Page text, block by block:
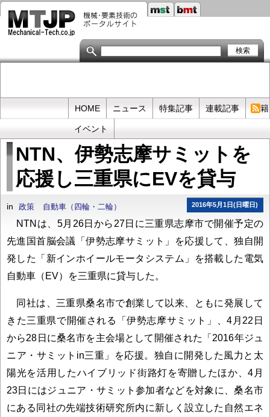
メ
イ
テ
HOME ニュース 特集記事 連載記事 書
イベント
NTN、伊勢志摩サミットを
応援し三重県にEVを貸与
2016年5月1日(日曜日)
in 政策 自動車（四輪・二輪）
NTNは、5月26日から27日に三重県志摩市で開催予定の
先進国首脳会議「伊勢志摩サミット」を応援して、独自開
発した「新インホイールモータシステム」を搭載した電気
自動車（EV）を三重県に貸与した。
同社は、三重県桑名市で創業して以来、ともに発展して
きた三重県で開催される「伊勢志摩サミット」、4月22日
から28日に桑名市を主会場として開催された「2016年ジュ
ニア・サミットin三重」を応援。独自に開発した風力と太
陽光を活用したハイブリッド街路灯を寄贈したほか、4月
23日にはジュニア・サミット参加者などを対象に、桑名市
にある同社の先端技術研究所内に新しく設立した自然エネ